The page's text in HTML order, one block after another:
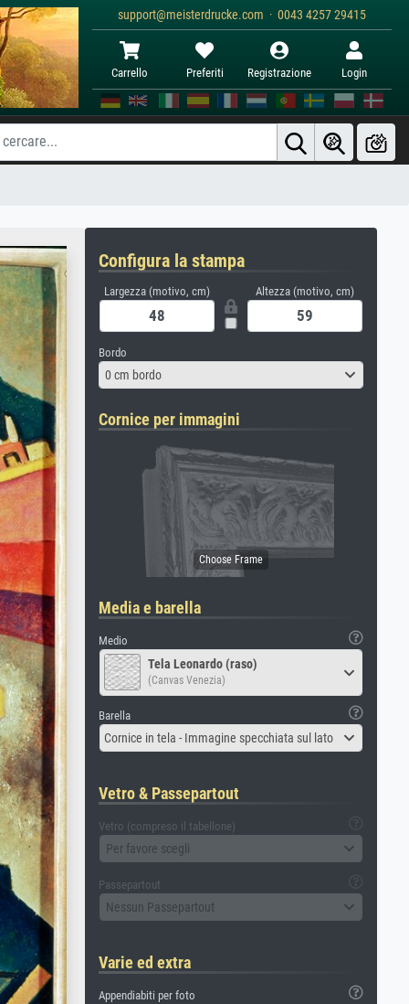
support@meisterdrucke.com · 0043 4257 29415
Carrello Preferiti Registrazione Login
Configura la stampa
Largezza (motivo, cm) Altezza (motivo, cm)
Bordo
0 cm bordo
Cornice per immagini
Media e barella
Medio
Tela Leonardo (raso)
(Canvas Venezia)
Barella
Cornice in tela - Immagine specchiata sul lato
Vetro & Passepartout
Vetro (compreso il tabellone)
Per favore scegli
Passepartout
Nessun Passepartout
Varie ed extra
Appendiabiti per foto